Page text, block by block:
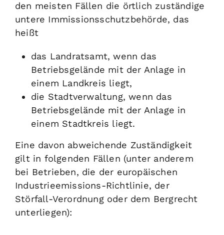
den meisten Fällen die örtlich zuständige
untere Immissionsschutzbehörde, das
heißt
das Landratsamt, wenn das
Betriebsgelände mit der Anlage in
einem Landkreis liegt,
die Stadtverwaltung, wenn das
Betriebsgelände mit der Anlage in
einem Stadtkreis liegt.
Eine davon abweichende Zuständigkeit
gilt in folgenden Fällen (unter anderem
bei Betrieben, die der europäischen
Industrieemissions-Richtlinie, der
Störfall-Verordnung oder dem Bergrecht
unterliegen):